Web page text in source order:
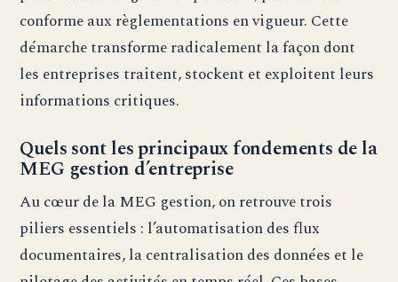
conforme aux règlementations en vigueur. Cette
démarche transforme radicalement la façon dont
les entreprises traitent, stockent et exploitent leurs
informations critiques.
Quels sont les principaux fondements de la
MEG gestion d’entreprise
Au cœur de la MEG gestion, on retrouve trois
piliers essentiels : l’automatisation des flux
documentaires, la centralisation des données et le